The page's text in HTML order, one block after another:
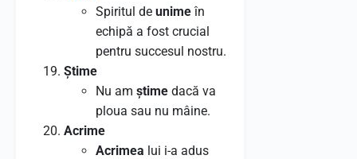
Spiritul de unimeîn
echipă a fost crucial
pentru succesul nostru.
Știme
Nu am știme dacă va
ploua sau nu mâine.
Acrime
Acrimea lui i-a adus